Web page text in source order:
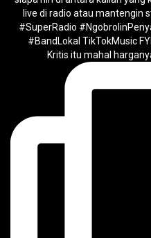
Kritis itu mahal